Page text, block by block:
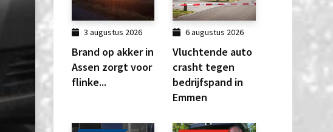
3 augustus 2026
Brand op akker in
Assen zorgt voor
flinke...
6 augustus 2026
Vluchtende auto
crasht tegen
bedrijfspand in
Emmen